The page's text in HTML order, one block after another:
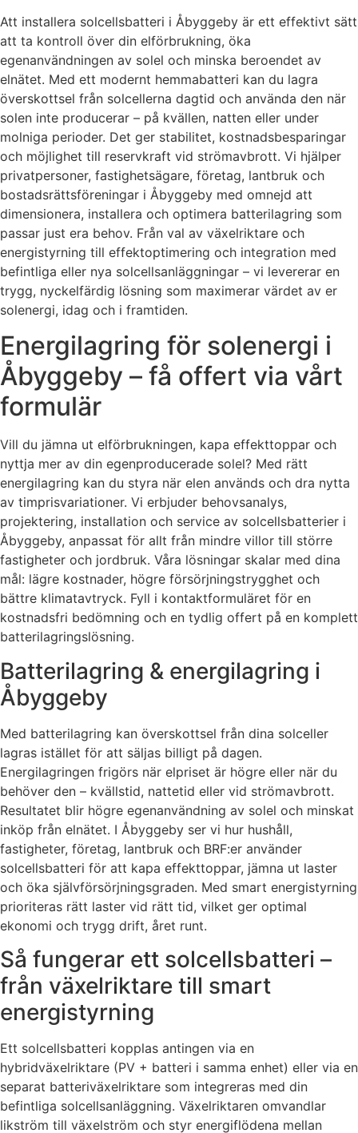
Att installera solcellsbatteri i Åbyggeby är ett effektivt sätt
att ta kontroll över din elförbrukning, öka
egenanvändningen av solel och minska beroendet av
elnätet. Med ett modernt hemmabatteri kan du lagra
överskottsel från solcellerna dagtid och använda den när
solen inte producerar – på kvällen, natten eller under
molniga perioder. Det ger stabilitet, kostnadsbesparingar
och möjlighet till reservkraft vid strömavbrott. Vi hjälper
privatpersoner, fastighetsägare, företag, lantbruk och
bostadsrättsföreningar i Åbyggeby med omnejd att
dimensionera, installera och optimera batterilagring som
passar just era behov. Från val av växelriktare och
energistyrning till effektoptimering och integration med
befintliga eller nya solcellsanläggningar – vi levererar en
trygg, nyckelfärdig lösning som maximerar värdet av er
solenergi, idag och i framtiden.
Energilagring för solenergi i
Åbyggeby – få offert via vårt
formulär
Vill du jämna ut elförbrukningen, kapa effekttoppar och
nyttja mer av din egenproducerade solel? Med rätt
energilagring kan du styra när elen används och dra nytta
av timprisvariationer. Vi erbjuder behovsanalys,
projektering, installation och service av solcellsbatterier i
Åbyggeby, anpassat för allt från mindre villor till större
fastigheter och jordbruk. Våra lösningar skalar med dina
mål: lägre kostnader, högre försörjningstrygghet och
bättre klimatavtryck. Fyll i kontaktformuläret för en
kostnadsfri bedömning och en tydlig offert på en komplett
batterilagringslösning.
Batterilagring & energilagring i
Åbyggeby
Med batterilagring kan överskottsel från dina solceller
lagras istället för att säljas billigt på dagen.
Energilagringen frigörs när elpriset är högre eller när du
behöver den – kvällstid, nattetid eller vid strömavbrott.
Resultatet blir högre egenanvändning av solel och minskat
inköp från elnätet. I Åbyggeby ser vi hur hushåll,
fastigheter, företag, lantbruk och BRF:er använder
solcellsbatteri för att kapa effekttoppar, jämna ut laster
och öka självförsörjningsgraden. Med smart energistyrning
prioriteras rätt laster vid rätt tid, vilket ger optimal
ekonomi och trygg drift, året runt.
Så fungerar ett solcellsbatteri –
från växelriktare till smart
energistyrning
Ett solcellsbatteri kopplas antingen via en
hybridväxelriktare (PV + batteri i samma enhet) eller via en
separat batteriväxelriktare som integreras med din
befintliga solcellsanläggning. Växelriktaren omvandlar
likström till växelström och styr energiflödena mellan